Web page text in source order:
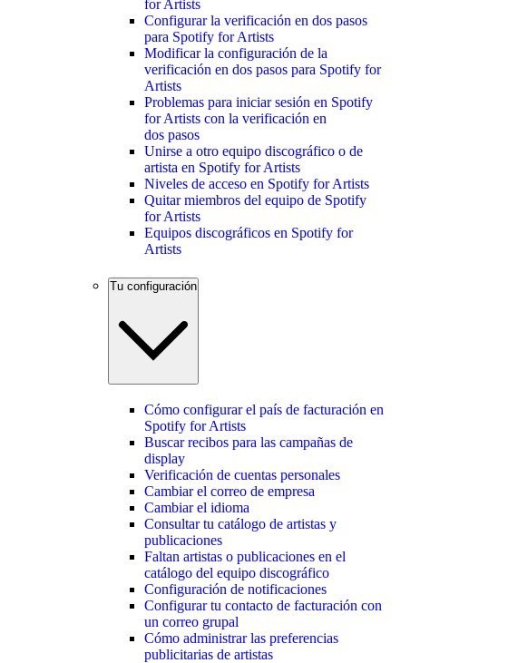
for Artists
Configurar la verificación en dos pasos
para Spotify for Artists
Modificar la configuración de la
verificación en dos pasos para Spotify for
Artists
Problemas para iniciar sesión en Spotify
for Artists con la verificación en
dos pasos
Unirse a otro equipo discográfico o de
artista en Spotify for Artists
Niveles de acceso en Spotify for Artists
Quitar miembros del equipo de Spotify
for Artists
Equipos discográficos en Spotify for
Artists
Tu configuración
Cómo configurar el país de facturación en
Spotify for Artists
Buscar recibos para las campañas de
display
Verificación de cuentas personales
Cambiar el correo de empresa
Cambiar el idioma
Consultar tu catálogo de artistas y
publicaciones
Faltan artistas o publicaciones en el
catálogo del equipo discográfico
Configuración de notificaciones
Configurar tu contacto de facturación con
un correo grupal
Cómo administrar las preferencias
publicitarias de artistas